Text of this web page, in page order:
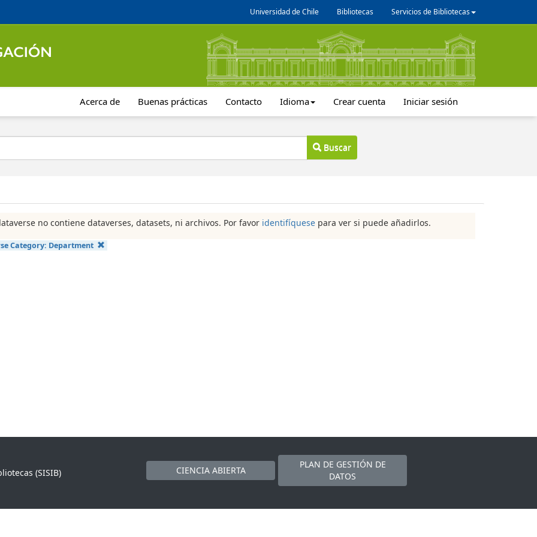
Universidad de Chile Bibliotecas Servicios de Bibliotecas
Acerca de Buenas prácticas Contacto Idioma Crear cuenta Iniciar sesión
Buscar
no contiene dataverses, datasets, ni archivos. Por favor identifíquese para ver si puede añadirlos.
Category: Department
(SISIB)
CIENCIA ABIERTA
PLAN DE GESTIÓN DE
DATOS